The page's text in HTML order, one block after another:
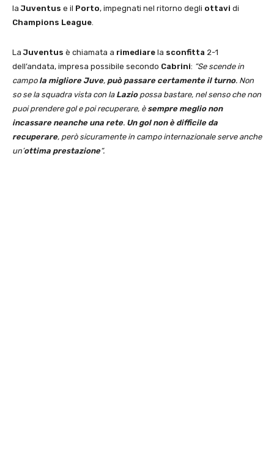
laJuventus e il Porto, impegnati nel ritorno degli ottavi di
Champions League.
LaJuventus è chiamata a rimediare la sconfitta 2-1
dell’andata, impresa possibile secondo Cabrini: “Se scende in
campo la migliore Juve, può passare certamente il turno. Non
so se la squadra vista con la Laziopossa bastare, nel senso che non
puoi prendere gol e poi recuperare, è sempre meglio non
incassare neanche una rete. Un gol non è difficile da
recuperare, però sicuramente in campo internazionale serve anche
un’ottima prestazione“.